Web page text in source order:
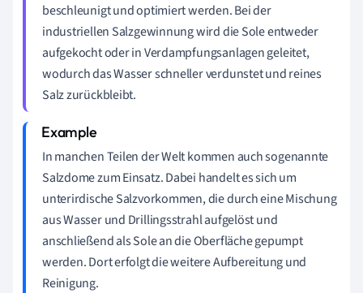
beschleunigt und optimiert werden. Bei der
industriellen Salzgewinnung wird die Sole entweder
aufgekocht oder in Verdampfungsanlagen geleitet,
wodurch das Wasser schneller verdunstet und reines
Salz zurückbleibt.
In manchen Teilen der Welt kommen auch sogenannte
Salzdome zum Einsatz. Dabei handelt es sich um
unterirdische Salzvorkommen, die durch eine Mischung
aus Wasser und Drillingsstrahl aufgelöst und
anschließend als Sole an die Oberfläche gepumpt
werden. Dort erfolgt die weitere Aufbereitung und
Reinigung.